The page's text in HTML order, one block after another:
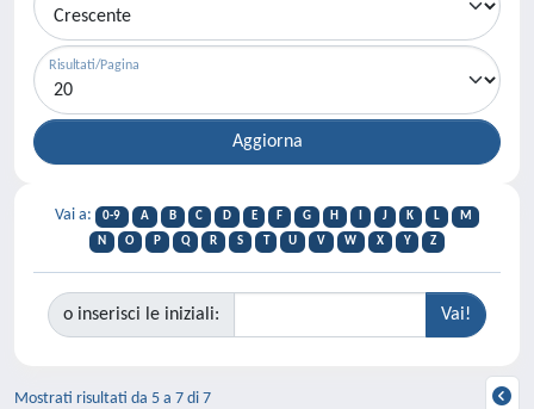
Risultati/Pagina
Vai a: 0-9 A B C D E F G H J K L
M
N
O P Q R S T U V W X Y Z
o inserisci le iniziali:
Mostrati risultati da 5 a 7 di 7